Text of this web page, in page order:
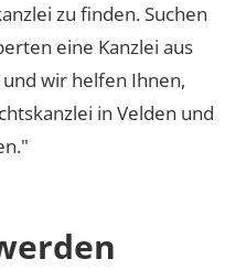
zu finden. Suchen
eine Kanzlei aus
und wir helfen Ihnen,
in Velden und